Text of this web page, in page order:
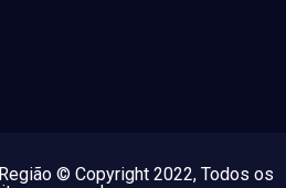
© Copyright 2022, Todos os